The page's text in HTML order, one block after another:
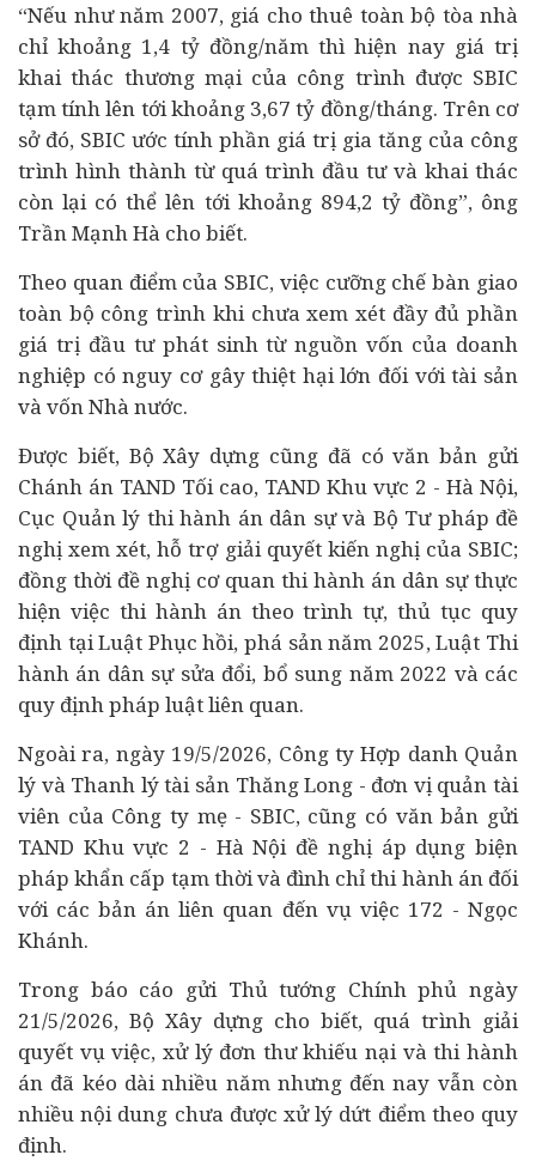
“Nếu như năm 2007, giá cho thuê toàn bộ tòa nhà
chỉ khoảng 1,4 tỷ đồng/năm thì hiện nay giá trị
khai thác thương mại của công trình được SBIC
tạm tính lên tới khoảng 3,67 tỷ đồng/tháng. Trên cơ
sở đó, SBIC ước tính phần giá trị gia tăng của công
trình hình thành từ quá trình đầu tư và khai thác
còn lại có thể lên tới khoảng 894,2 tỷ đồng”, ông
Trần Mạnh Hà cho biết.
Theo quan điểm của SBIC, việc cưỡng chế bàn giao
toàn bộ công trình khi chưa xem xét đầy đủ phần
giá trị đầu tư phát sinh từ nguồn vốn của doanh
nghiệp có nguy cơ gây thiệt hại lớn đối với tài sản
và vốn Nhà nước.
Được biết, Bộ Xây dựng cũng đã có văn bản gửi
Chánh án TAND Tối cao, TAND Khu vực 2 - Hà Nội,
Cục Quản lý thi hành án dân sự và Bộ Tư pháp đề
nghị xem xét, hỗ trợ giải quyết kiến nghị của SBIC;
đồng thời đề nghị cơ quan thi hành án dân sự thực
hiện việc thi hành án theo trình tự, thủ tục quy
định tại Luật Phục hồi, phá sản năm 2025, Luật Thi
hành án dân sự sửa đổi, bổ sung năm 2022 và các
quy định pháp luật liên quan.
Ngoài ra, ngày 19/5/2026, Công ty Hợp danh Quản
lý và Thanh lý tài sản Thăng Long - đơn vị quản tài
viên của Công ty mẹ - SBIC, cũng có văn bản gửi
TAND Khu vực 2 - Hà Nội đề nghị áp dụng biện
pháp khẩn cấp tạm thời và đình chỉ thi hành án đối
với các bản án liên quan đến vụ việc 172 - Ngọc
Khánh.
Trong báo cáo gửi Thủ tướng Chính phủ ngày
21/5/2026, Bộ Xây dựng cho biết, quá trình giải
quyết vụ việc, xử lý đơn thư khiếu nại và thi hành
án đã kéo dài nhiều năm nhưng đến nay vẫn còn
nhiều nội dung chưa được xử lý dứt điểm theo quy
định.